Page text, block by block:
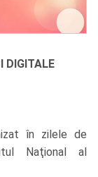
DIGITALE
în zilele de
Naţional al